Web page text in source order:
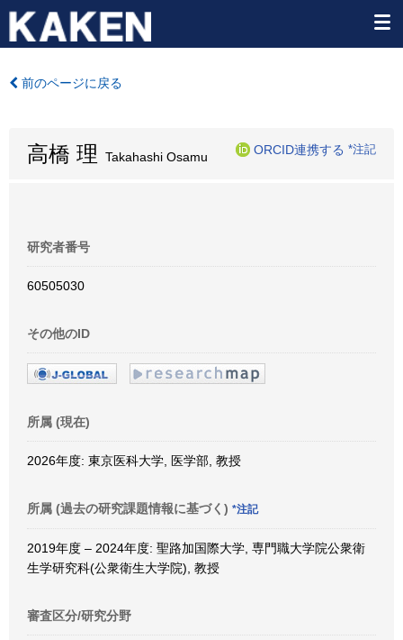
前のページに戻る
高橋 理 Takahashi Osamu
ORCID連携する *注記
研究者番号
60505030
その他のID
所属 (現在)
2026年度: 東京医科大学, 医学部, 教授
所属 (過去の研究課題情報に基づく) *注記
2019年度 – 2024年度: 聖路加国際大学, 専門職大学院公衆衛
生学研究科(公衆衛生大学院), 教授
審査区分/研究分野